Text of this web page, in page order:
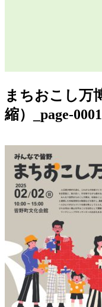
まちおこし万
縮）_page-0001